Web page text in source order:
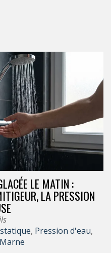
LE MATIN :
LA PRESSION
, Pression d'eau,